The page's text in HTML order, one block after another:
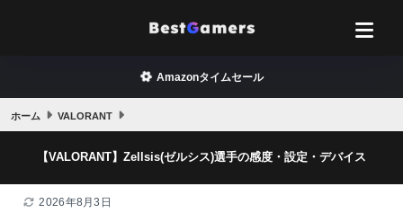
Amazonタイムセール
ホーム VALORANT
【VALORANT】Zellsis(ゼルシス)選手の感度・設定・デバイス
2026年8月3日